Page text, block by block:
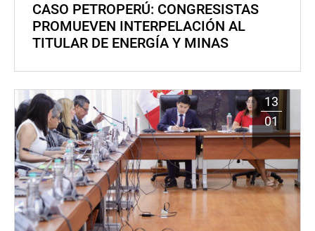
CASO PETROPERÚ: CONGRESISTAS
PROMUEVEN INTERPELACIÓN AL
TITULAR DE ENERGÍA Y MINAS
13
01